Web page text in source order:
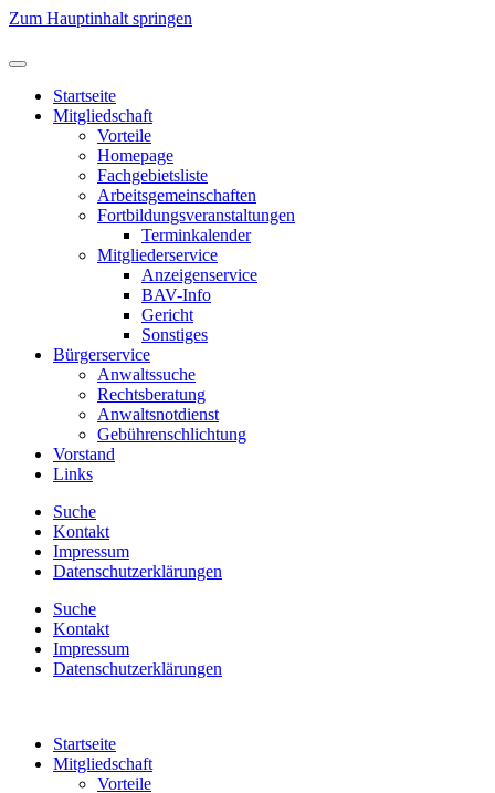
Zum Hauptinhalt springen
Startseite
Mitgliedschaft
Vorteile
Homepage
Fachgebietsliste
Arbeitsgemeinschaften
Fortbildungsveranstaltungen
Terminkalender
Mitgliederservice
Anzeigenservice
BAV-Info
Gericht
Sonstiges
Bürgerservice
Anwaltssuche
Rechtsberatung
Anwaltsnotdienst
Gebührenschlichtung
Vorstand
Links
Suche
Kontakt
Impressum
Datenschutzerklärungen
Suche
Kontakt
Impressum
Datenschutzerklärungen
Startseite
Mitgliedschaft
Vorteile